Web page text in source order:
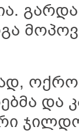
გარდა
და